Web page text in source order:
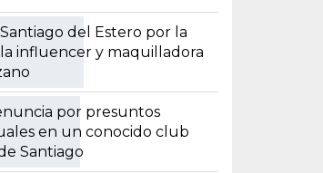
del Estero por la
influencer y maquilladora
por presuntos
en un conocido club
Santiago